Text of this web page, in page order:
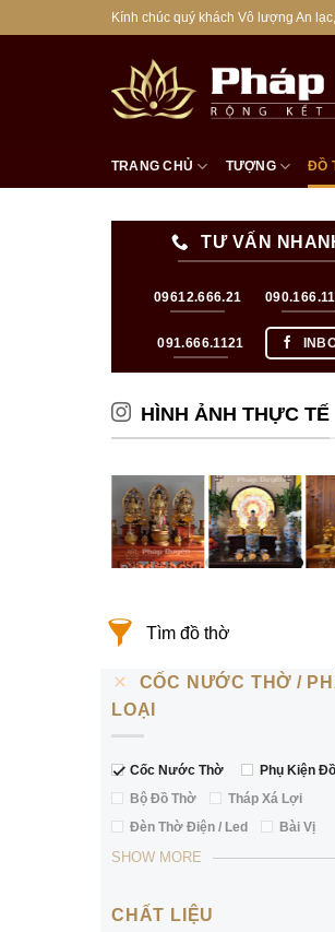
qua
Kính chúc quý khách Vô lượng An
TRANG CHỦ TƯỢNG ĐỒ
TƯ VẤN
09612.666.21
091.666.1121
HÌNH ẢNH THỰC TẾ
Tìm đồ thờ
CỐC NƯỚC THỜ
LOẠI
Cốc Nước Thờ
Phụ Kiện
Bộ Đồ Thờ
Tháp Xá Lợi
Đèn Thờ Điện / Led
Bài Vị
SHOW MORE
CHẤT LIỆU